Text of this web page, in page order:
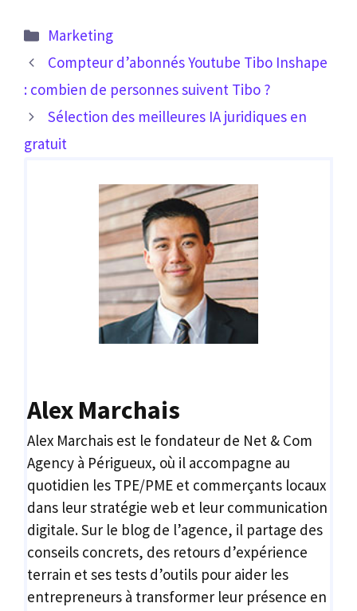
Catégories
Marketing
Compteur d’abonnés Youtube Tibo Inshape
: combien de personnes suivent Tibo ?
Sélection des meilleures IA juridiques en
gratuit
Alex Marchais
Alex Marchais est le fondateur de Net & Com
Agency à Périgueux, où il accompagne au
quotidien les TPE/PME et commerçants locaux
dans leur stratégie web et leur communication
digitale. Sur le blog de l’agence, il partage des
conseils concrets, des retours d’expérience
terrain et ses tests d’outils pour aider les
entrepreneurs à transformer leur présence en